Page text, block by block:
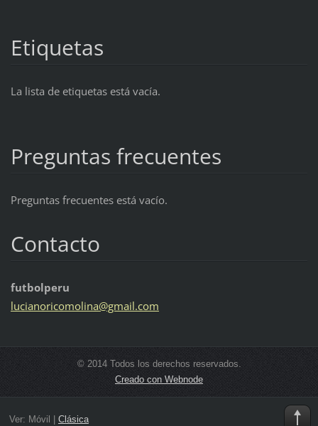
Etiquetas
La lista de etiquetas está vacía.
Preguntas frecuentes
Preguntas frecuentes está vacío.
Contacto
futbolperu
lucianoricomolina@gmail.com
© 2014 Todos los derechos reservados.
Creado con Webnode
Ver: Móvil Clásica